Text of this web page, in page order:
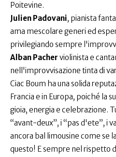
Poitevine.
Julien Padovani, pianista
ama mescolare generi ed
privilegiando sempre
Alban Pacher violinista e
nell'improvvisazione tinta di
Ciac Boum ha una solida
Francia e in Europa, poiché la
gioia, energia e celebrazione.
“avant-deux”, i “pas d'ete”, i
ancora bal limousine come se
questo! E sempre nel rispetto